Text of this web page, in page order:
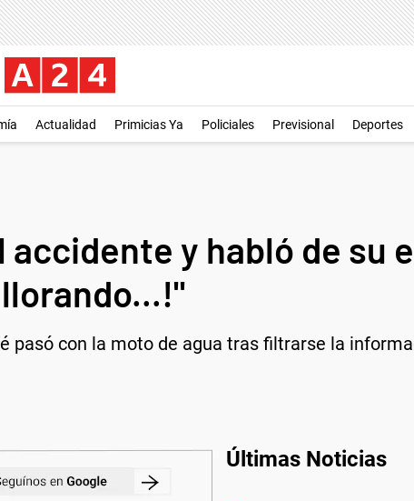
Actualidad Primicias Ya Policiales Previsional Deportes
accidente y habló de su
pasó con la moto de agua tras filtrarse la
Últimas Noticias